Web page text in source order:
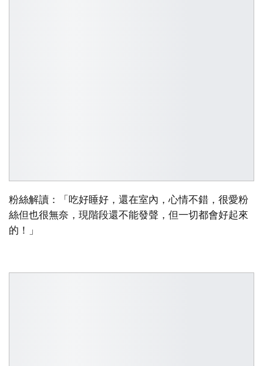
粉絲解讀：「吃好睡好，還在室內，心情不錯，很愛粉
絲但也很無奈，現階段還不能發聲，但一切都會好起來
的！」